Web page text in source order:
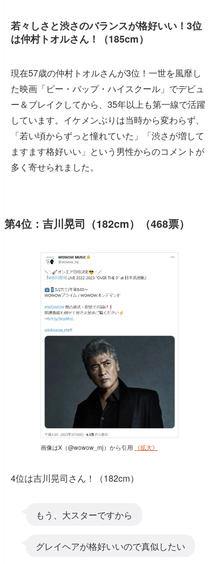
若々しさと渋さのバランスが格好いい！3位
は仲村トオルさん！（185cm）
現在57歳の仲村トオルさんが3位！一世を風靡し
た映画「ビー・バップ・ハイスクール」でデビュ
ー＆ブレイクしてから、35年以上も第一線で活躍
しています。イケメンぶりは当時から変わらず、
「若い頃からずっと憧れていた」「渋さが増して
ますます格好いい」という男性からのコメントが
多く寄せられました。
第4位：吉川晃司（182cm）（468票）
画像はX（@wowow_mj）から引用 《拡大》
4位は吉川晃司さん！（182cm）
もう、大スターですから
グレイヘアが格好いいので真似したい